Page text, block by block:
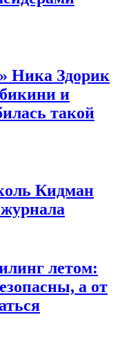
Ника Здорик
и
такой
Кидман
летом:
а от